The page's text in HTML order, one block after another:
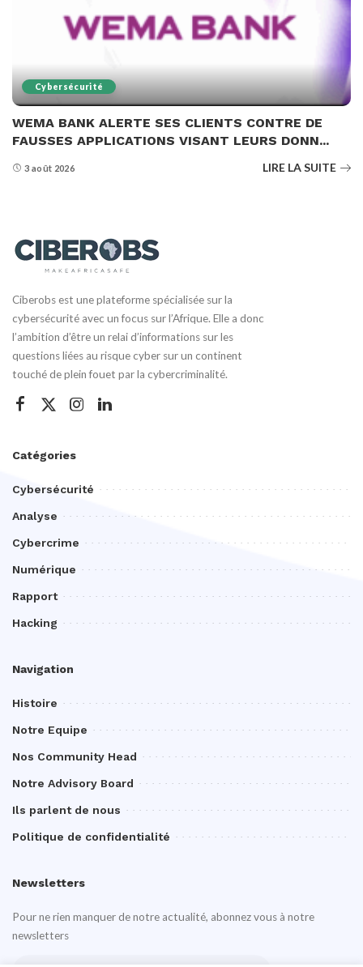
Cybersécurité
WEMA BANK ALERTE SES CLIENTS CONTRE DE
FAUSSES APPLICATIONS VISANT LEURS DONN...
3 août 2026 LIRE LA SUITE
Ciberobs est une plateforme spécialisée sur la
cybersécurité avec un focus sur l’Afrique. Elle a donc
l’ambition d’être un relai d’informations sur les
questions liées au risque cyber sur un continent
touché de plein fouet par la cybercriminalité.
Catégories
Cybersécurité
Analyse
Cybercrime
Numérique
Rapport
Hacking
Navigation
Histoire
Notre Equipe
Nos Community Head
Notre Advisory Board
Ils parlent de nous
Politique de confidentialité
Newsletters
Pour ne rien manquer de notre actualité, abonnez vous à notre
newsletters